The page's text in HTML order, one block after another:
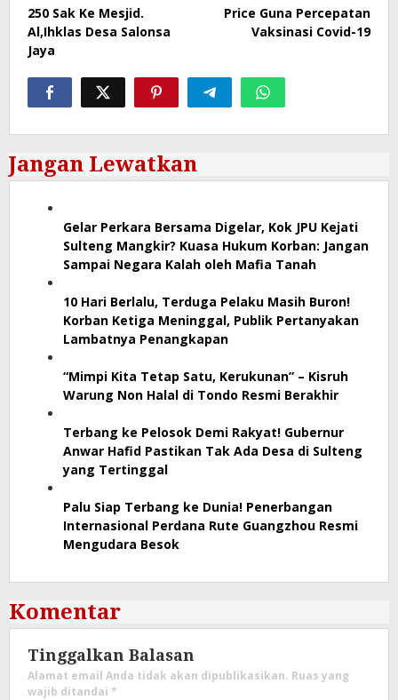
250 Sak Ke Mesjid.
Al,Ihklas Desa Salonsa
Jaya
Price Guna Percepatan
Vaksinasi Covid-19
Jangan Lewatkan
Gelar Perkara Bersama Digelar, Kok JPU Kejati
Sulteng Mangkir? Kuasa Hukum Korban: Jangan
Sampai Negara Kalah oleh Mafia Tanah
10 Hari Berlalu, Terduga Pelaku Masih Buron!
Korban Ketiga Meninggal, Publik Pertanyakan
Lambatnya Penangkapan
“Mimpi Kita Tetap Satu, Kerukunan” – Kisruh
Warung Non Halal di Tondo Resmi Berakhir
Terbang ke Pelosok Demi Rakyat! Gubernur
Anwar Hafid Pastikan Tak Ada Desa di Sulteng
yang Tertinggal
Palu Siap Terbang ke Dunia! Penerbangan
Internasional Perdana Rute Guangzhou Resmi
Mengudara Besok
Komentar
Tinggalkan Balasan
Alamat email Anda tidak akan dipublikasikan. Ruas yang
wajib ditandai *